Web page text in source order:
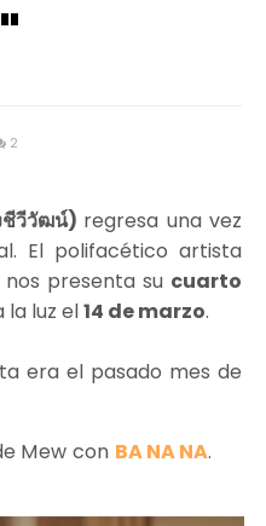
2
วีวัฒน์) regresa una vez
El polifacético artista
presenta su cuarto
la luz el14 de marzo.
era el pasado mes de
Mew con BA NA NA.